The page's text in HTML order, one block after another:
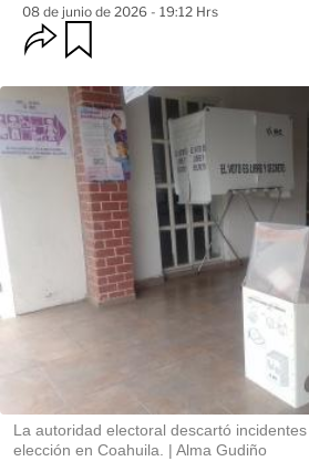
08 de junio de 2026 - 19:12 Hrs
O
p
i
n
e
p
r
d
a
La autoridad electoral descartó
elección en Coahuila.
Alma Gudiño